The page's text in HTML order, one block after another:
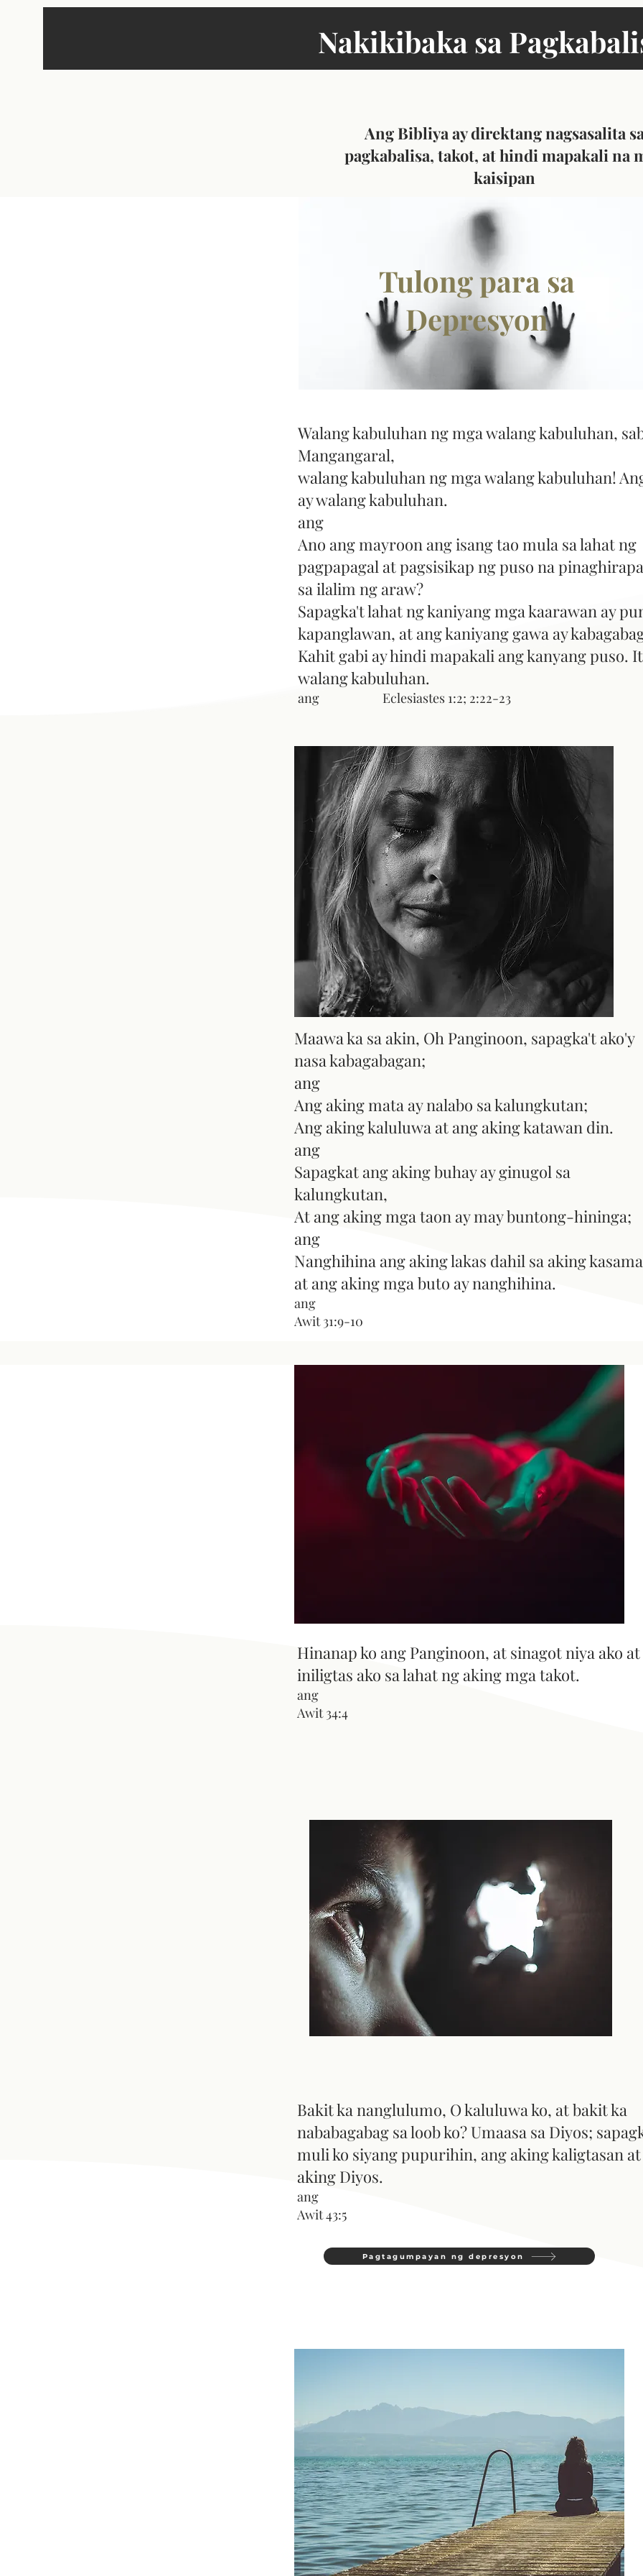
Nakikibaka sa
Ang Bibliya ay direktang nagsasalita
pagkabalisa, takot, at hindi mapakali na
kaisipan
Tulong para sa
Depresyon
Walang kabuluhan ng mga walang kabuluhan,
Mangangaral,
walang kabuluhan ng mga walang kabuluhan!
ay walang kabuluhan.
ang
Ano ang mayroon ang isang tao mula sa lahat ng
pagpapagal at pagsisikap ng puso na
sa ilalim ng araw?
Sapagka't lahat ng kaniyang mga kaarawan ay
kapanglawan, at ang kaniyang gawa ay
Kahit gabi ay hindi mapakali ang kanyang puso.
walang kabuluhan.
ang Eclesiastes 1:2; 2:22-23
Maawa ka sa akin, Oh Panginoon, sapagka't ako'y
nasa kabagabagan;
ang
Ang aking mata ay nalabo sa kalungkutan;
Ang aking kaluluwa at ang aking katawan din.
ang
Sapagkat ang aking buhay ay ginugol sa
kalungkutan,
At ang aking mga taon ay may buntong-hininga;
ang
Nanghihina ang aking lakas dahil sa aking
at ang aking mga buto ay nanghihina.
ang
Awit 31:9-10
Hinanap ko ang Panginoon, at sinagot niya ako at
iniligtas ako sa lahat ng aking mga takot.
ang
Awit 34:4
Bakit ka nanglulumo, O kaluluwa ko, at bakit ka
nababagabag sa loob ko? Umaasa sa Diyos;
muli ko siyang pupurihin, ang aking kaligtasan at
aking Diyos.
ang
Awit 43:5
Pagtagumpayan ng depresyon